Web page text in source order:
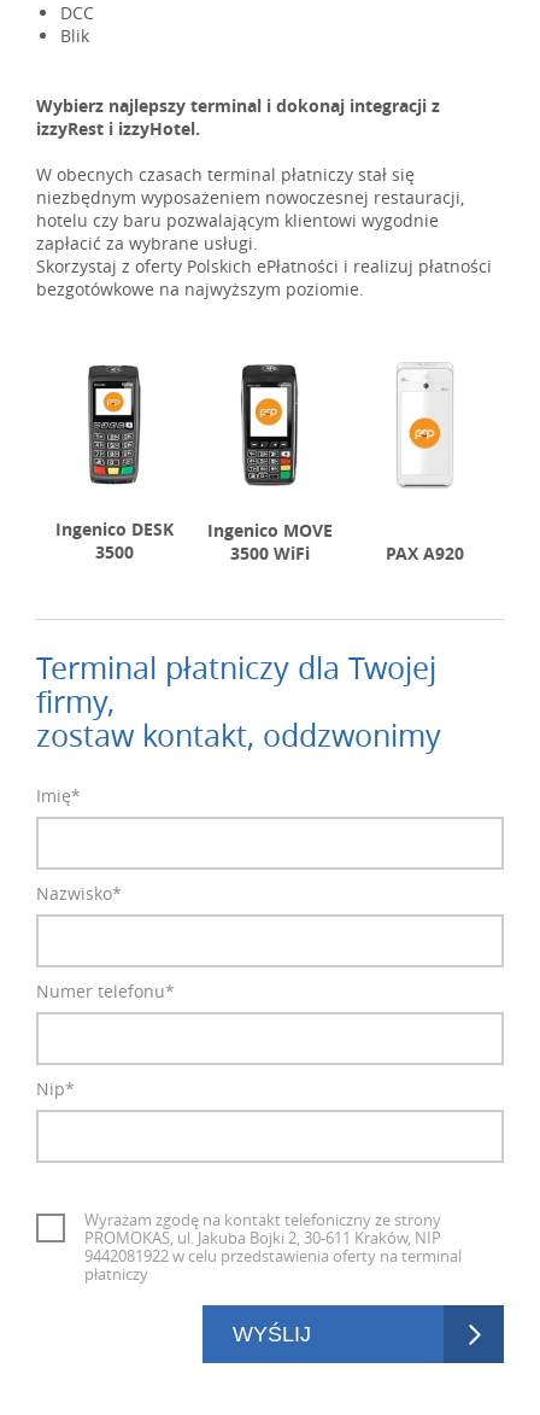
DCC
Blik
Wybierz najlepszy terminal i dokonaj integracji z
izzyRest i izzyHotel.
W obecnych czasach terminal płatniczy stał się
niezbędnym wyposażeniem nowoczesnej restauracji,
hotelu czy baru pozwalającym klientowi wygodnie
zapłacić za wybrane usługi.
Skorzystaj z oferty Polskich ePłatności i realizuj płatności
bezgotówkowe na najwyższym poziomie.
Ingenico DESK
3500
Ingenico MOVE
3500 WiFi
PAX A920
Terminal płatniczy dla Twojej
firmy,
zostaw kontakt, oddzwonimy
Imię*
Nazwisko*
Numer telefonu*
Nip*
Wyrażam zgodę na kontakt telefoniczny ze strony
PROMOKAS, ul. Jakuba Bojki 2, 30-611 Kraków, NIP
9442081922 w celu przedstawienia oferty na terminal
płatniczy
WYŚLIJ